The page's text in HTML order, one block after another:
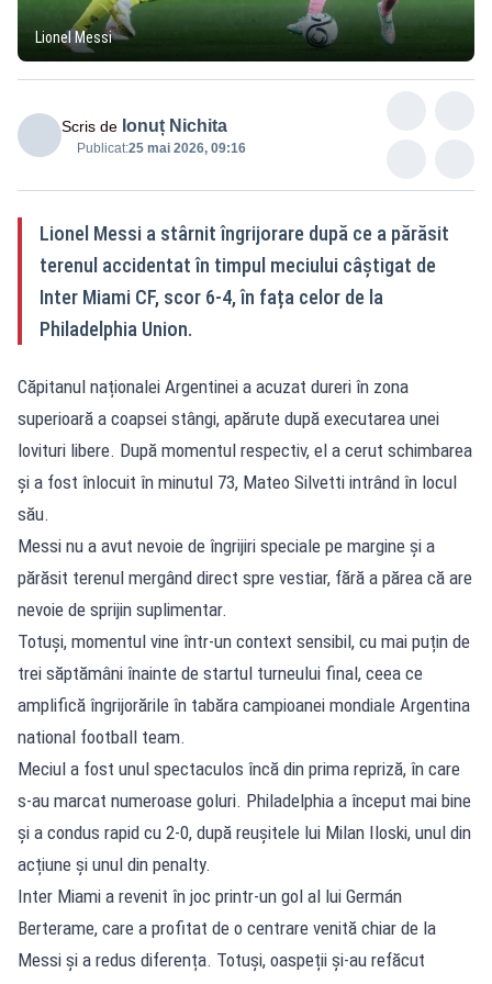
Lionel Messi
Scris de Ionuț Nichita
Publicat:25 mai 2026, 09:16
Lionel Messi a stârnit îngrijorare după ce a părăsit
terenul accidentat în timpul meciului câștigat de
Inter Miami CF, scor 6-4, în fața celor de la
Philadelphia Union.
Căpitanul naționalei Argentinei a acuzat dureri în zona
superioară a coapsei stângi, apărute după executarea unei
lovituri libere. După momentul respectiv, el a cerut schimbarea
și a fost înlocuit în minutul 73, Mateo Silvetti intrând în locul
său.
Messi nu a avut nevoie de îngrijiri speciale pe margine și a
părăsit terenul mergând direct spre vestiar, fără a părea că are
nevoie de sprijin suplimentar.
Totuși, momentul vine într-un context sensibil, cu mai puțin de
trei săptămâni înainte de startul turneului final, ceea ce
amplifică îngrijorările în tabăra campioanei mondiale Argentina
national football team.
Meciul a fost unul spectaculos încă din prima repriză, în care
s-au marcat numeroase goluri. Philadelphia a început mai bine
și a condus rapid cu 2-0, după reușitele lui Milan Iloski, unul din
acțiune și unul din penalty.
Inter Miami a revenit în joc printr-un gol al lui Germán
Berterame, care a profitat de o centrare venită chiar de la
Messi și a redus diferența. Totuși, oaspeții și-au refăcut